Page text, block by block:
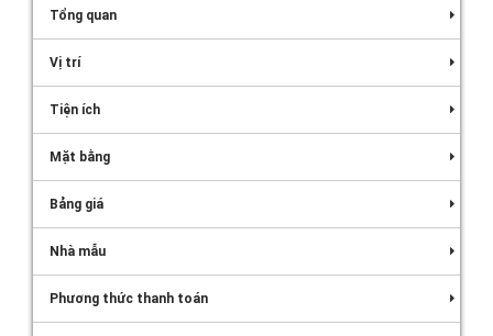
Tổng quan
Vị trí
Tiện ích
Mặt bằng
Bảng giá
Nhà mẫu
Phương thức thanh toán